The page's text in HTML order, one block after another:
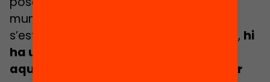
municipi i fer èmfasi en les accions que
s’estan desenvolupant per afrontar-los, hi
ha una gran tendència a ignorar
aquests problemes i una dificultat per